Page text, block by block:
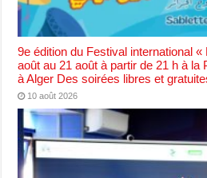
9e édition du Festival international «
août au 21 août à partir de 21 h à la
à Alger Des soirées libres et
10 août 2026